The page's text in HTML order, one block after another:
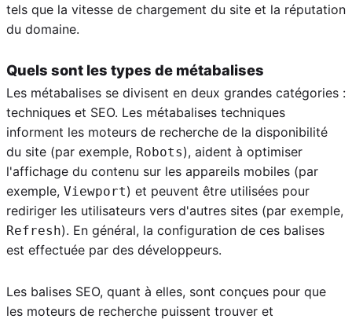
tels que la vitesse de chargement du site et la réputation
du domaine.
Quels sont les types de métabalises
Les métabalises se divisent en deux grandes catégories :
techniques et SEO. Les métabalises techniques
informent les moteurs de recherche de la disponibilité
du site (par exemple, Robots), aident à optimiser
l'affichage du contenu sur les appareils mobiles (par
exemple, Viewport) et peuvent être utilisées pour
rediriger les utilisateurs vers d'autres sites (par exemple,
Refresh). En général, la configuration de ces balises
est effectuée par des développeurs.
Les balises SEO, quant à elles, sont conçues pour que
les moteurs de recherche puissent trouver et